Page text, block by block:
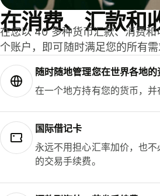
在消费、汇款和
在您以 40 多种货币汇款、消费
个账户，即可随时满足您的所有需
随时随地管理您在世界各地的
在一个地方持有您的货币，并
国际借记卡
永远不用担心汇率加价，也
的交易手续费。